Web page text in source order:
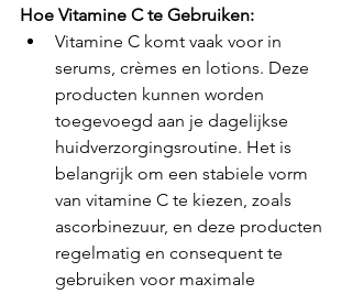
Hoe Vitamine C te Gebruiken:
Vitamine C komt vaak voor in
serums, crèmes en lotions. Deze
producten kunnen worden
toegevoegd aan je dagelijkse
huidverzorgingsroutine. Het is
belangrijk om een stabiele vorm
van vitamine C te kiezen, zoals
ascorbinezuur, en deze producten
regelmatig en consequent te
gebruiken voor maximale